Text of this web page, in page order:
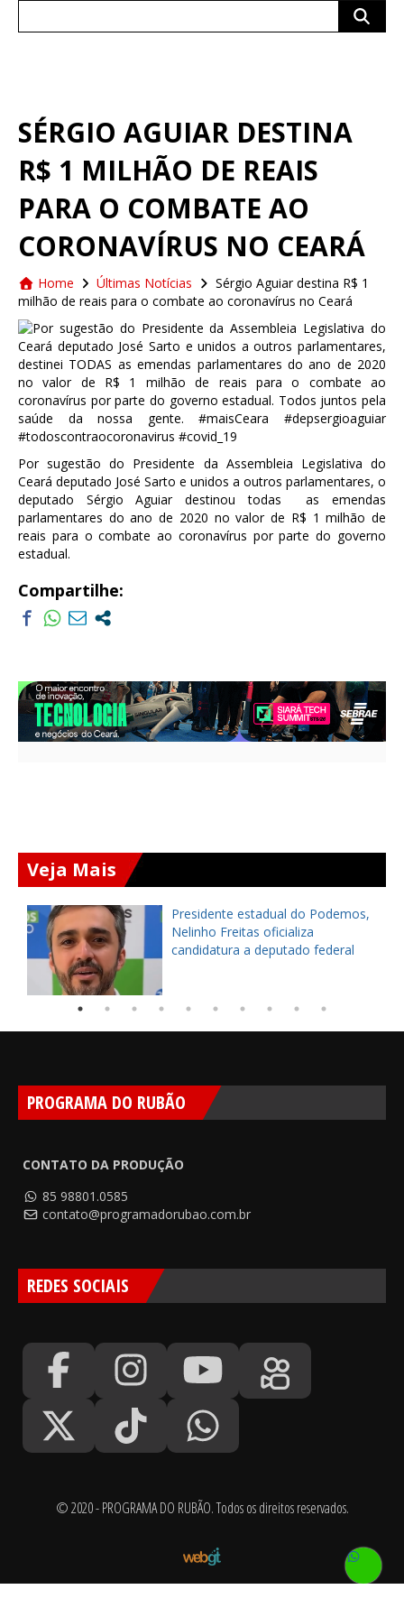
SÉRGIO AGUIAR DESTINA
R$ 1 MILHÃO DE REAIS
PARA O COMBATE AO
CORONAVÍRUS NO CEARÁ
Home Últimas Notícias
Sérgio Aguiar destina R$ 1
milhão de reais para o combate ao coronavírus no Ceará
Por sugestão do Presidente da Assembleia Legislativa do
Ceará deputado José Sarto e unidos a outros parlamentares, o
deputado Sérgio Aguiar destinou todas as emendas
parlamentares do ano de 2020 no valor de R$ 1 milhão de
reais para o combate ao coronavírus por parte do governo
estadual.
Compartilhe:
Veja Mais
Presidente estadual do Podemos,
Nelinho Freitas oficializa
candidatura a deputado federal
PROGRAMA DO RUBÃO
CONTATO DA PRODUÇÃO
85 98801.0585
contato@programadorubao.com.br
REDES SOCIAIS
© 2020 - PROGRAMA DO RUBÃO. Todos os direitos reservados.